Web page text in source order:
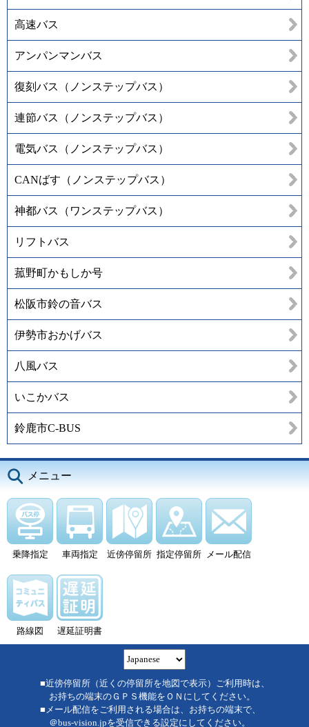
高速バス
アンパンマンバス
復刻バス（ノンステップバス）
連節バス（ノンステップバス）
電気バス（ノンステップバス）
CANばす（ノンステップバス）
神都バス（ワンステップバス）
リフトバス
菰野町かもしか号
松阪市鈴の音バス
伊勢市おかげバス
八風バス
いこかバス
鈴鹿市C-BUS
メニュー
乗降指定 車両指定 近傍停留所 指定停留所 メール配信
路線図 遅延証明書
■近傍停留所（近くの停留所を地図で表示）ご利用時は、
お持ちの端末のＧＰＳ機能をＯＮにしてください。
■メール配信をご利用される場合は、お持ちの端末で、
＠bus-vision.jpを受信できる設定にしてください。